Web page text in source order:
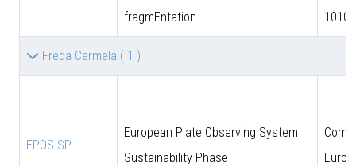
fragmEntation
Freda Carmela ( 1 )
EPOS SP
European Plate Observing System
Sustainability Phase